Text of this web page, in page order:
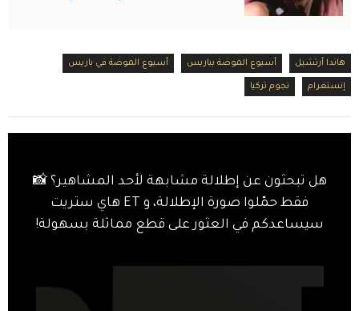
هاندا أرتشيل أسبوع الموضة بباريس أسبوع الموضة في باريس
إنستغرام نجوم تركيا
هل تبحثون عن إطلالة مشابهة لأحد المشاهير؟ 📸
فقط حمّلوا صورة الإطلالة، و ET هاي ستريت
سيساعدكم في العثور على قطع مماثلة بسهولة!